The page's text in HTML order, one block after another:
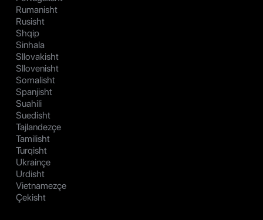
Rumanisht
Rusisht
Shqip
Sinhala
Sllovakisht
Sllovenisht
Somalisht
Spanjisht
Suahili
Suedisht
Tajlandezçe
Tamilisht
Turqisht
Ukrainçe
Urdisht
Vietnamezçe
Çekisht